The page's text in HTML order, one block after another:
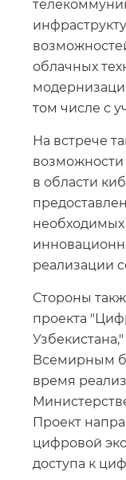
облачных
том числе с
На встрече
в области
необходимых
реализации
Стороны
проекта
Всемирным
время
Проект
цифровой
доступа к